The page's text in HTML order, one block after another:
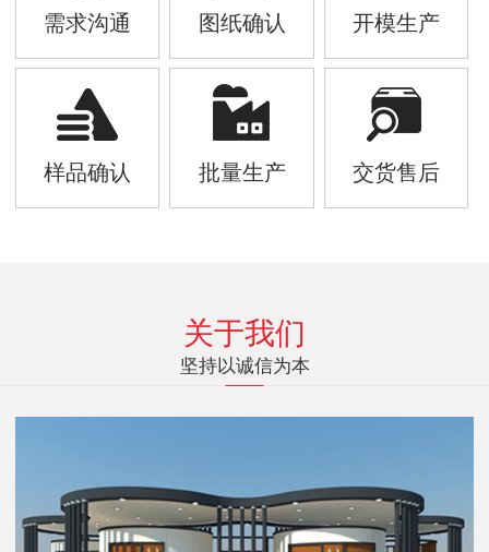
需求沟通 图纸确认 开模生产
样品确认 批量生产 交货售后
关于我们
坚持以诚信为本